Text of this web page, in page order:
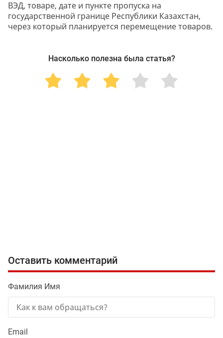
ВЭД, товаре, дате и пункте пропуска на
государственной границе Республики Казахстан,
через который планируется перемещение товаров.
Насколько полезна была статья?
Оставить комментарий
Фамилия Имя
Email